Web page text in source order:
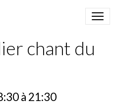
chant du
à 21:30